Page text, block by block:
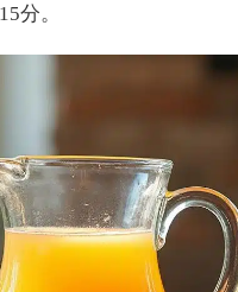
分。